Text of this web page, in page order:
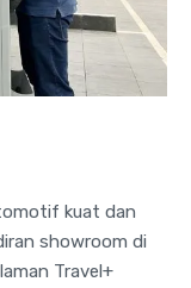
kuat dan
showroom di
Travel+